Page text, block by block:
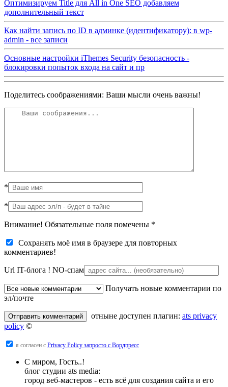
Оптимизируем Title для All in One SEO добавляем
дополнительный текст
Как найти запись по ID в админке (идентификатору): в wp-
admin - все записи
Основные настройки iThemes Security безопасность -
блокировки попыток входа на сайт и пр
Поделитесь соображениями: Ваши мысли очень важны!
*
*
Внимание! Обязательные поля помечены *
Сохранять моё имя в браузере для повторных
комментариев!
Url IT-блога ! NO-спам
Получать новые комментарии по
эл/почте
отныне доступен плагин: ats privacy
policy ©
я согласен с Privacy Policy запросто с Вордпресс
С миром, Гость..!
блог студии ats media:
город веб-мастеров - есть всё для создания сайта и его